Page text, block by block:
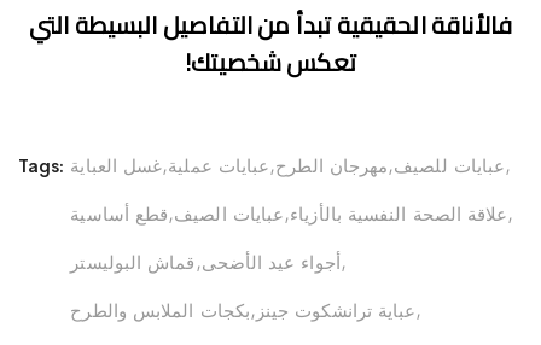
فالأناقة الحقيقية تبدأ من التفاصيل البسيطة التي
تعكس شخصيتك!
Tags: غسل العباية عبايات عملية مهرجان الطرح عبايات للصيف
قطع أساسية عبايات الصيف علاقة الصحة النفسية بالأزياء
قماش البوليستر أجواء عيد الأضحى
بكجات الملابس والطرح عباية ترانشكوت جينز